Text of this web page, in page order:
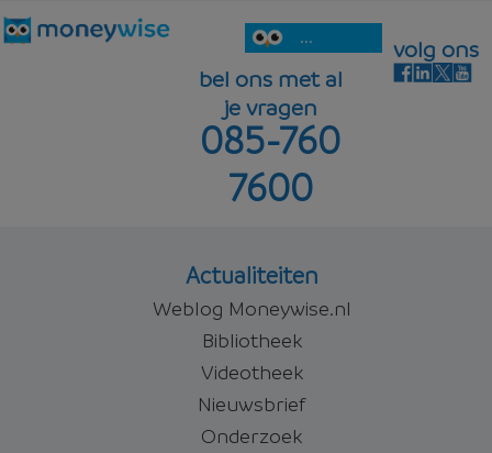
...
bel ons met al
je vragen
085-760
7600
volg ons
Actualiteiten
Weblog Moneywise.nl
Bibliotheek
Videotheek
Nieuwsbrief
Onderzoek